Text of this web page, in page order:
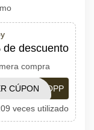
de descuento
compra
REGISTROPP
CÚPON
veces utilizado